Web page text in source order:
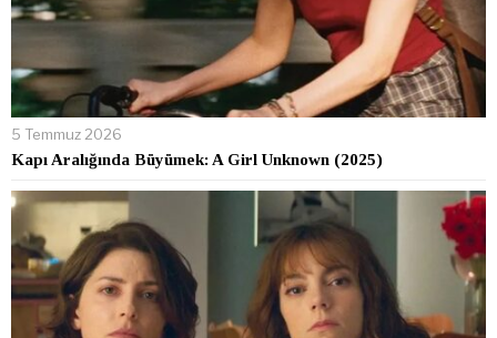
5 Temmuz 2026
Kapı Aralığında Büyümek: A Girl Unknown (2025)